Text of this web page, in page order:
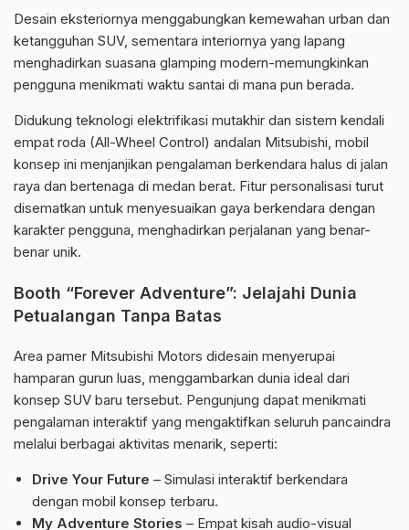
Desain eksteriornya menggabungkan kemewahan urban dan
ketangguhan SUV, sementara interiornya yang lapang
menghadirkan suasana glamping modern-memungkinkan
pengguna menikmati waktu santai di mana pun berada.
Didukung teknologi elektrifikasi mutakhir dan sistem kendali
empat roda (All-Wheel Control) andalan Mitsubishi, mobil
konsep ini menjanjikan pengalaman berkendara halus di jalan
raya dan bertenaga di medan berat. Fitur personalisasi turut
disematkan untuk menyesuaikan gaya berkendara dengan
karakter pengguna, menghadirkan perjalanan yang benar-
benar unik.
Booth “Forever Adventure”: Jelajahi Dunia
Petualangan Tanpa Batas
Area pamer Mitsubishi Motors didesain menyerupai
hamparan gurun luas, menggambarkan dunia ideal dari
konsep SUV baru tersebut. Pengunjung dapat menikmati
pengalaman interaktif yang mengaktifkan seluruh pancaindra
melalui berbagai aktivitas menarik, seperti:
Drive Your Future – Simulasi interaktif berkendara
dengan mobil konsep terbaru.
My Adventure Stories – Empat kisah audio-visual